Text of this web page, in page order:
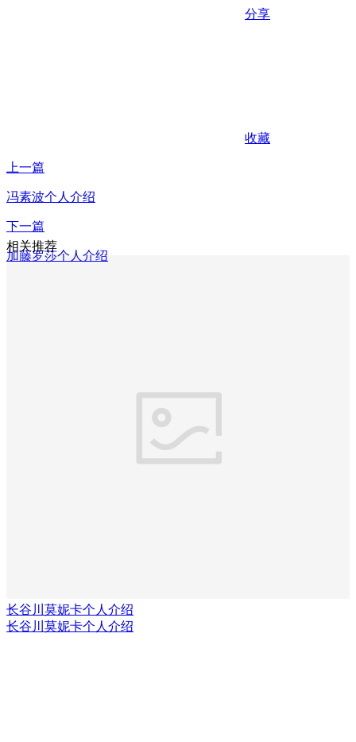
分享
收藏
上一篇
冯素波个人介绍
下一篇
加藤罗莎个人介绍
相关推荐
长谷川莫妮卡个人介绍
长谷川莫妮卡个人介绍